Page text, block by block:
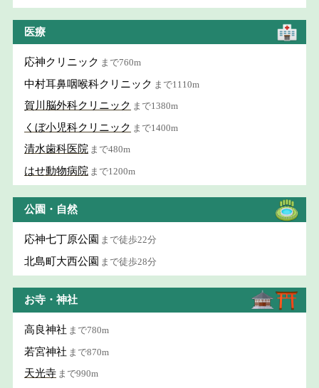
医療
応神クリニック まで760m
中村耳鼻咽喉科クリニック まで1110m
賀川脳外科クリニック まで1380m
くぼ小児科クリニック まで1400m
清水歯科医院 まで480m
はせ動物病院 まで1200m
公園・自然
応神七丁原公園 まで徒歩22分
北島町大西公園 まで徒歩28分
お寺・神社
高良神社 まで780m
若宮神社 まで870m
天光寺 まで990m